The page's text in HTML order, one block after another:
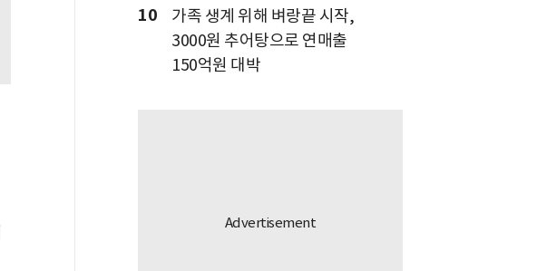
10
가족 생계 위해 벼랑끝 시작,
3000원 추어탕으로 연매출
150억원 대박